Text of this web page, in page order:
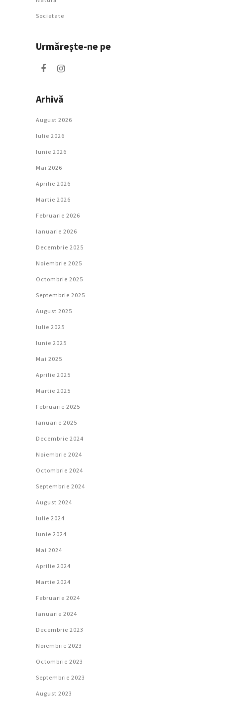
Societate
Urmăreşte-ne pe
Arhivă
August 2026
Iulie 2026
Iunie 2026
Mai 2026
Aprilie 2026
Martie 2026
Februarie 2026
Ianuarie 2026
Decembrie 2025
Noiembrie 2025
Octombrie 2025
Septembrie 2025
August 2025
Iulie 2025
Iunie 2025
Mai 2025
Aprilie 2025
Martie 2025
Februarie 2025
Ianuarie 2025
Decembrie 2024
Noiembrie 2024
Octombrie 2024
Septembrie 2024
August 2024
Iulie 2024
Iunie 2024
Mai 2024
Aprilie 2024
Martie 2024
Februarie 2024
Ianuarie 2024
Decembrie 2023
Noiembrie 2023
Octombrie 2023
Septembrie 2023
August 2023